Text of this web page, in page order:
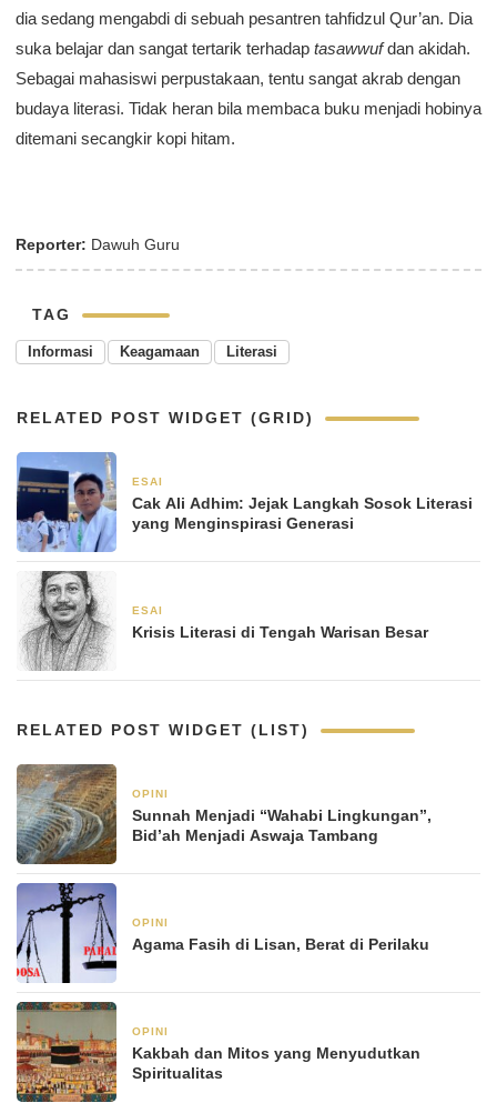
dia sedang mengabdi di sebuah pesantren tahfidzul Qur’an. Dia
suka belajar dan sangat tertarik terhadap tasawwufdan akidah.
Sebagai mahasiswi perpustakaan, tentu sangat akrab dengan
budaya literasi. Tidak heran bila membaca buku menjadi hobinya
ditemani secangkir kopi hitam.
Reporter: Dawuh Guru
TAG
Informasi Keagamaan Literasi
RELATED POST WIDGET (GRID)
ESAI
Cak Ali Adhim: Jejak Langkah Sosok Literasi
yang Menginspirasi Generasi
ESAI
Krisis Literasi di Tengah Warisan Besar
RELATED POST WIDGET (LIST)
OPINI
Sunnah Menjadi “Wahabi Lingkungan”,
Bid’ah Menjadi Aswaja Tambang
OPINI
Agama Fasih di Lisan, Berat di Perilaku
OPINI
Kakbah dan Mitos yang Menyudutkan
Spiritualitas